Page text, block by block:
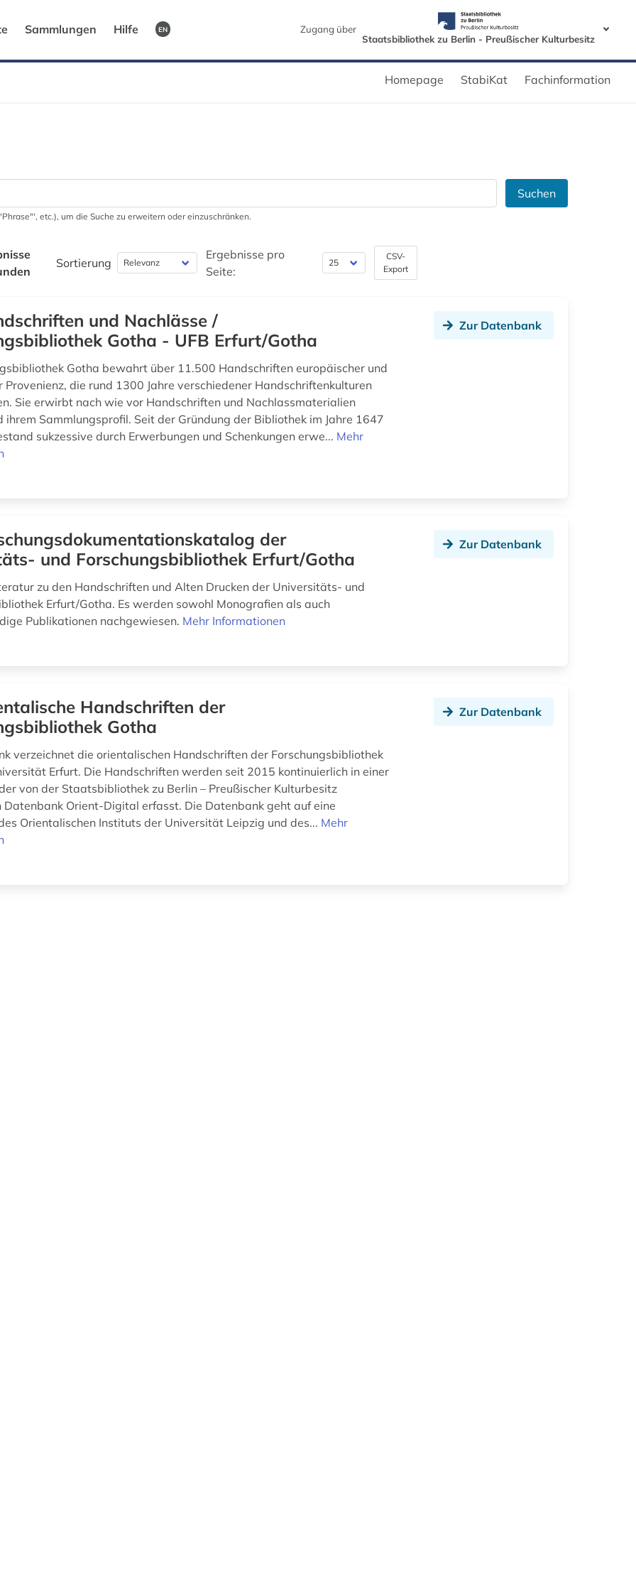
Sammlungen Hilfe EN
Zugang über
Staatsbibliothek zu Berlin - Preußischer Kulturbesitz
Homepage StabiKat Fachinformation
Suchen
etc.), um die Suche zu erweitern oder einzuschränken.
Sortierung
Ergebnisse pro
Seite:
CSV-
Export
und Nachlässe /
Gotha - UFB Erfurt/Gotha
Gotha bewahrt über 11.500 Handschriften europäischer und
Provenienz, die rund 1300 Jahre verschiedener Handschriftenkulturen
Sie erwirbt nach wie vor Handschriften und Nachlassmaterialien
ihrem Sammlungsprofil. Seit der Gründung der Bibliothek im Jahre 1647
sukzessive durch Erwerbungen und Schenkungen erwe... Mehr
Zur Datenbank
der
und Forschungsbibliothek Erfurt/Gotha
zu den Handschriften und Alten Drucken der Universitäts- und
Erfurt/Gotha. Es werden sowohl Monografien als auch
Publikationen nachgewiesen. Mehr Informationen
Zur Datenbank
Handschriften der
Gotha
verzeichnet die orientalischen Handschriften der Forschungsbibliothek
Erfurt. Die Handschriften werden seit 2015 kontinuierlich in einer
von der Staatsbibliothek zu Berlin – Preußischer Kulturbesitz
Orient-Digital erfasst. Die Datenbank geht auf eine
Orientalischen Instituts der Universität Leipzig und des... Mehr
Zur Datenbank